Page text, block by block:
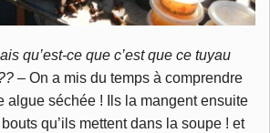
qu’est-ce que c’est que ce tuyau
– On a mis du temps à comprendre
algue séchée ! Ils la mangent ensuite
qu’ils mettent dans la soupe ! et